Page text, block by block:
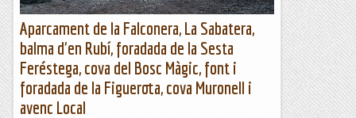
Aparcament de la Falconera, La Sabatera,
balma d'en Rubí, foradada de la Sesta
Feréstega, cova del Bosc Màgic, font i
foradada de la Figuerota, cova Muronell i
avenc Local